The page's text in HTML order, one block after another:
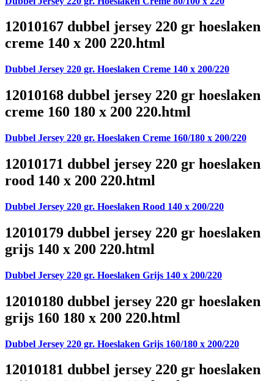
12010167 dubbel jersey 220 gr hoeslaken
creme 140 x 200 220.html
Dubbel Jersey 220 gr. Hoeslaken Creme 140 x 200/220
12010168 dubbel jersey 220 gr hoeslaken
creme 160 180 x 200 220.html
Dubbel Jersey 220 gr. Hoeslaken Creme 160/180 x 200/220
12010171 dubbel jersey 220 gr hoeslaken
rood 140 x 200 220.html
Dubbel Jersey 220 gr. Hoeslaken Rood 140 x 200/220
12010179 dubbel jersey 220 gr hoeslaken
grijs 140 x 200 220.html
Dubbel Jersey 220 gr. Hoeslaken Grijs 140 x 200/220
12010180 dubbel jersey 220 gr hoeslaken
grijs 160 180 x 200 220.html
Dubbel Jersey 220 gr. Hoeslaken Grijs 160/180 x 200/220
12010181 dubbel jersey 220 gr hoeslaken